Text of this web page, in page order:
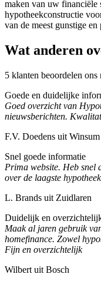
maken van uw financiële
hypotheekconstructie
van de meest gunstige en
Wat anderen
5 klanten beoordelen ons
Goede en duidelijke
Goed overzicht van
nieuwsberichten.
F.V. Doedens uit Winsum
Snel goede informatie
Prima website. Heb snel
over de laagste
L. Brands uit Zuidlaren
Duidelijk en
Maak al jaren gebruik
homefinance. Zowel
Fijn en overzichtelijk
Wilbert uit Bosch